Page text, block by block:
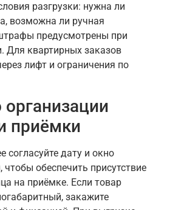
разгрузки: нужна ли
возможна ли ручная
предусмотрены при
Для квартирных заказов
лифт и ограничения по
приёмки
согласуйте дату и окно
обеспечить присутствие
на приёмке. Если товар
закажите